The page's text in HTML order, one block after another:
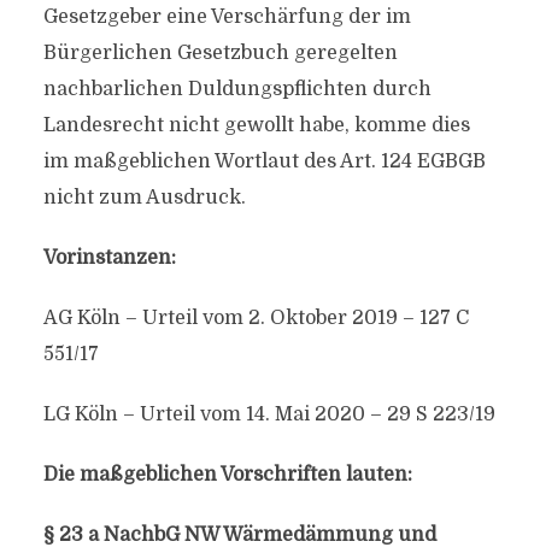
Gesetzgeber eine Verschärfung der im
Bürgerlichen Gesetzbuch geregelten
nachbarlichen Duldungspflichten durch
Landesrecht nicht gewollt habe, komme dies
im maßgeblichen Wortlaut des Art. 124 EGBGB
nicht zum Ausdruck.
Vorinstanzen:
AG Köln – Urteil vom 2. Oktober 2019 – 127 C
551/17
LG Köln – Urteil vom 14. Mai 2020 – 29 S 223/19
Die maßgeblichen Vorschriften lauten:
§ 23 a NachbG NW Wärmedämmung und